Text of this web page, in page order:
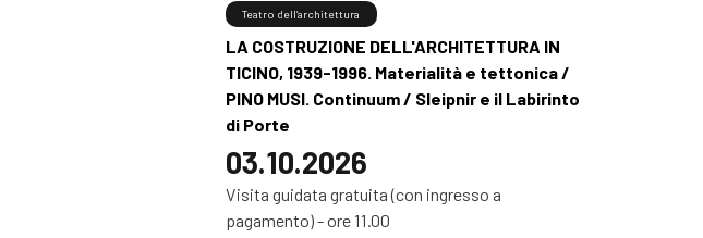
LA COSTRUZIONE DELL'ARCHITETTURA IN
TICINO, 1939-1996. Materialità e tettonica /
PINO MUSI. Continuum / Sleipnir e il Labirinto
di Porte
03.10.2026
Teatro dell’architettura
Visita guidata gratuita (con ingresso a
pagamento) - ore 11.00